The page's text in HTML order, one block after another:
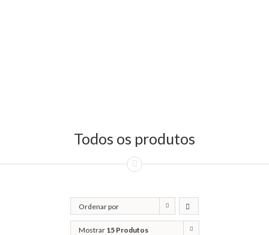
Todos os produtos
Ordenar por
Popularidade
Mostrar 15 Produtos